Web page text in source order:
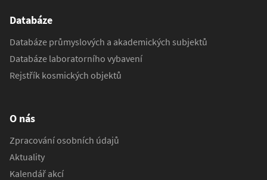
Databáze
Databáze průmyslových a akademických subjektů
Databáze laboratorního vybavení
Rejstřík kosmických objektů
O nás
Zpracování osobních údajů
Aktuality
Kalendář akcí